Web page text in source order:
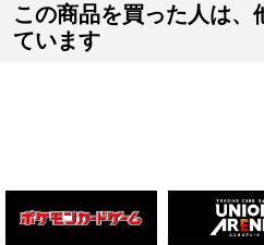
この商品を買った人は、
ています